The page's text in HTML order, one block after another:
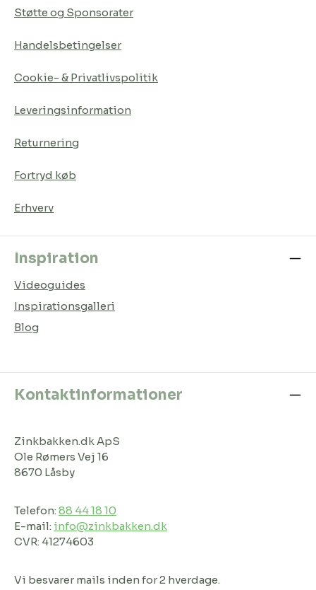
Støtte og Sponsorater
Handelsbetingelser
Cookie- & Privatlivspolitik
Leveringsinformation
Returnering
Fortryd køb
Erhverv
Inspiration
Videoguides
Inspirationsgalleri
Blog
Kontaktinformationer
Zinkbakken.dk ApS
Ole Rømers Vej 16
8670 Låsby
Telefon: 88 44 18 10
E-mail: info@zinkbakken.dk
CVR: 41274603
Vi besvarer mails inden for 2 hverdage.